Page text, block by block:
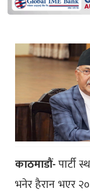
काठमाडौं-पार्टी
भनेर हैरान भएर